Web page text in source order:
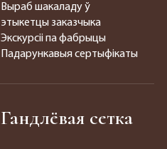
Выраб шакаладу ў
этыкетцы заказчыка
Экскурсіі па фабрыцы
Падарункавыя сертыфікаты
Гандлёвая сетка